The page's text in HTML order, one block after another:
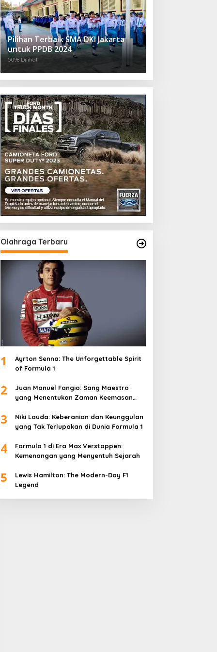
Pilihan Terbaik SMA DKI Jakarta
untuk PPDB 2024
5098 Dilihat
Olahraga Terbaru
1
Ayrton Senna: The Unforgettable Spirit
of Formula 1
2
Juan Manuel Fangio: Sang Maestro
yang Menentukan Zaman Keemasan
3
Niki Lauda: Keberanian dan Keunggulan
yang Tak Terlupakan di Dunia Formula 1
4
Formula 1 di Era Max Verstappen:
Kemenangan yang Menyentuh Sejarah
5
Lewis Hamilton: The Modern-Day F1
Legend